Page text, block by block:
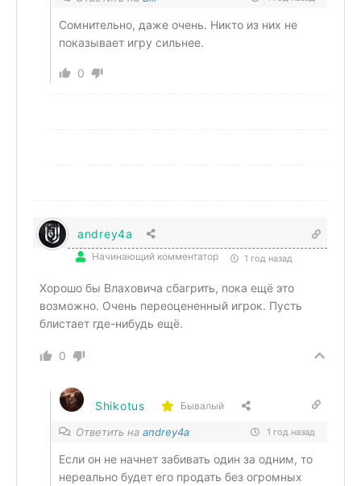
Сомнительно, даже очень. Никто из них не
показывает игру сильнее.
0
andrey4a
Начинающий комментатор 1 год назад
Хорошо бы Влаховича сбагрить, пока ещё это
возможно. Очень переоцененный игрок. Пусть
блистает где-нибудь ещё.
0
Shikotus Бывалый
Ответить на andrey4a 1 год назад
Если он не начнет забивать один за одним, то
нереально будет его продать без огромных